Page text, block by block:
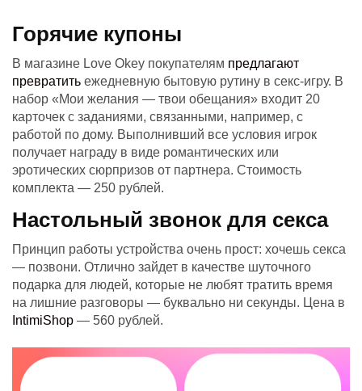
Горячие купоны
В магазине Love Okey покупателям предлагают
превратить ежедневную бытовую рутину в секс-игру. В
набор «Мои желания — твои обещания» входит 20
карточек с заданиями, связанными, например, с
работой по дому. Выполнивший все условия игрок
получает награду в виде романтических или
эротических сюрпризов от партнера. Стоимость
комплекта — 250 рублей.
Настольный звонок для секса
Принцип работы устройства очень прост: хочешь секса
— позвони. Отлично зайдет в качестве шуточного
подарка для людей, которые не любят тратить время
на лишние разговоры — буквально ни секунды. Цена в
IntimiShop — 560 рублей.